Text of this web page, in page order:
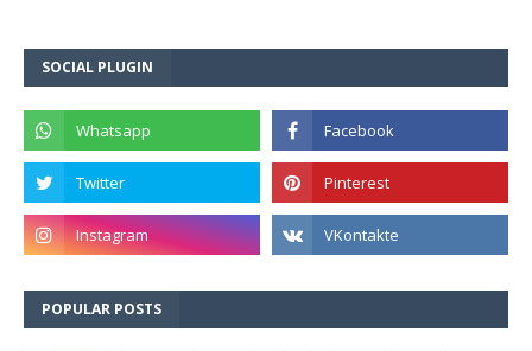
SOCIAL PLUGIN
POPULAR POSTS